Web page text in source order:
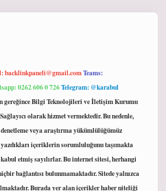
backlinkpaneli@gmail.comTeams:
0262 606 0 726Telegram: @karabul
gereğince Bilgi Teknolojileri ve İletişim Kurumu
olarak hizmet vermektedir. Bu nedenle,
veya araştırma yükümlülüğümüz
içeriklerin sorumluluğunu taşımakta
etmiş sayılırlar. Bu internet sitesi, herhangi
bağlantısı bulunmamaktadır. Sitede yalnızca
Burada yer alan içerikler haber niteliği